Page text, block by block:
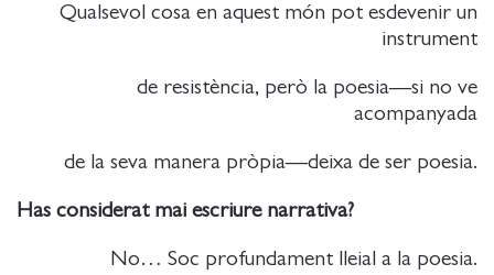
Qualsevol cosa en aquest món pot esdevenir un
instrument
de resistència, però la poesia—si no ve
acompanyada
de la seva manera pròpia—deixa de ser poesia.
Has considerat mai escriure narrativa?
No… Soc profundament lleial a la poesia.